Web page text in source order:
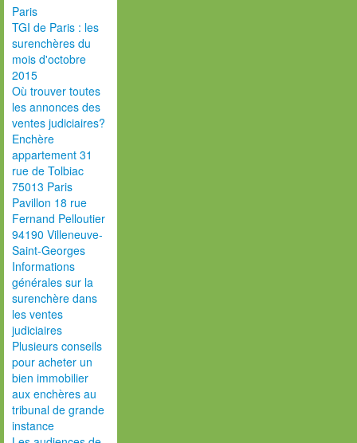
Paris
TGI de Paris : les
surenchères du
mois d'octobre
2015
Où trouver toutes
les annonces des
ventes judiciaires?
Enchère
appartement 31
rue de Tolbiac
75013 Paris
Pavillon 18 rue
Fernand Pelloutier
94190 Villeneuve-
Saint-Georges
Informations
générales sur la
surenchère dans
les ventes
judiciaires
Plusieurs conseils
pour acheter un
bien immobilier
aux enchères au
tribunal de grande
instance